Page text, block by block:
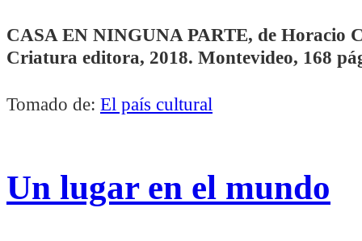
CASA EN NINGUNA PARTE, de Horacio
Criatura editora, 2018. Montevideo, 168
Tomado de: El país cultural
Un lugar en el mundo